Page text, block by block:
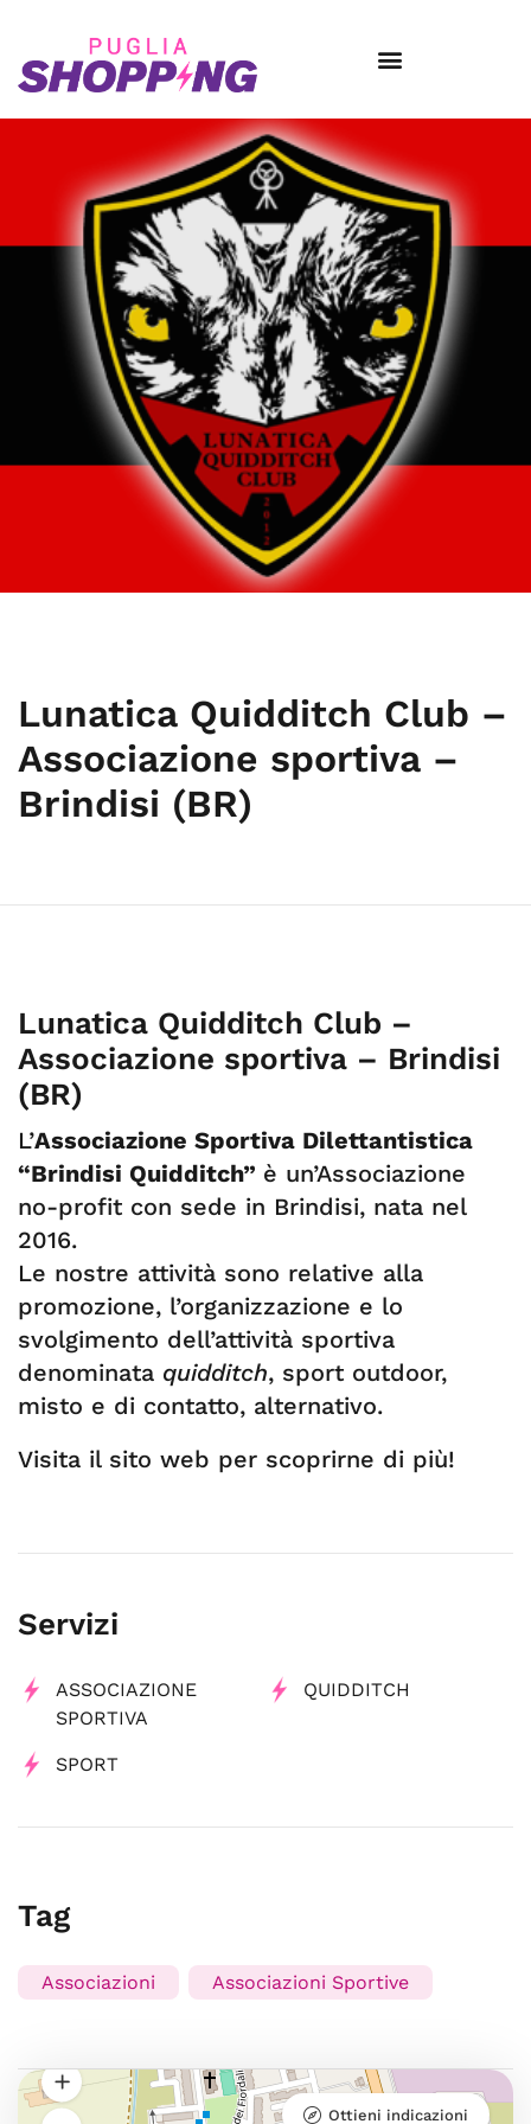
Lunatica Quidditch Club –
Associazione sportiva –
Brindisi (BR)
Lunatica Quidditch Club –
Associazione sportiva – Brindisi
(BR)
L’Associazione Sportiva Dilettantistica
“Brindisi Quidditch” è un’Associazione
no-profit con sede in Brindisi, nata nel
2016.
Le nostre attività sono relative alla
promozione, l’organizzazione e lo
svolgimento dell’attività sportiva
denominata quidditch, sport outdoor,
misto e di contatto, alternativo.
Visita il sito web per scoprirne di più!
Servizi
ASSOCIAZIONE
SPORTIVA
QUIDDITCH
SPORT
Tag
Associazioni Associazioni Sportive
Ottieni indicazioni